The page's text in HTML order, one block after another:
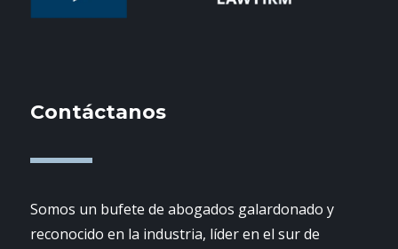
Contáctanos
Somos un bufete de abogados galardonado y
reconocido en la industria, líder en el sur de